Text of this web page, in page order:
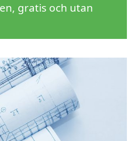
gratis och utan